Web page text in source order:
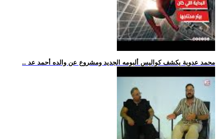
.. محمد عدوية يكشف كواليس ألبومه الجديد ومشروع عن والده أحمد عد